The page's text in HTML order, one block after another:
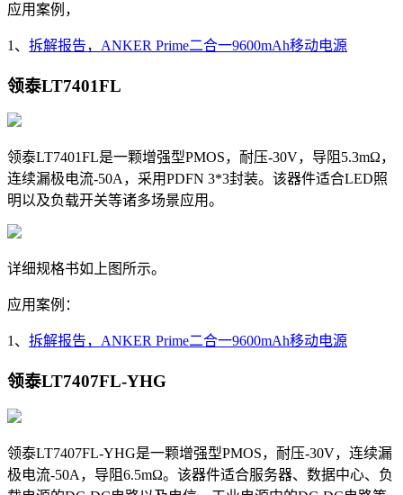
应用案例，
1、 拆解报告，ANKER Prime二合一9600mAh移动电源
领泰LT7401FL
领泰LT7401FL是一颗增强型PMOS，耐压-30V，导阻5.3mΩ，
连续漏极电流-50A，采用PDFN 3*3封装。该器件适合LED照
明以及负载开关等诸多场景应用。
详细规格书如上图所示。
应用案例：
1、 拆解报告，ANKER Prime二合一9600mAh移动电源
领泰LT7407FL-YHG
领泰LT7407FL-YHG是一颗增强型PMOS，耐压-30V， 连续漏
极电流-50A，导阻6.5mΩ。该器件适合服务器、数据中心、负